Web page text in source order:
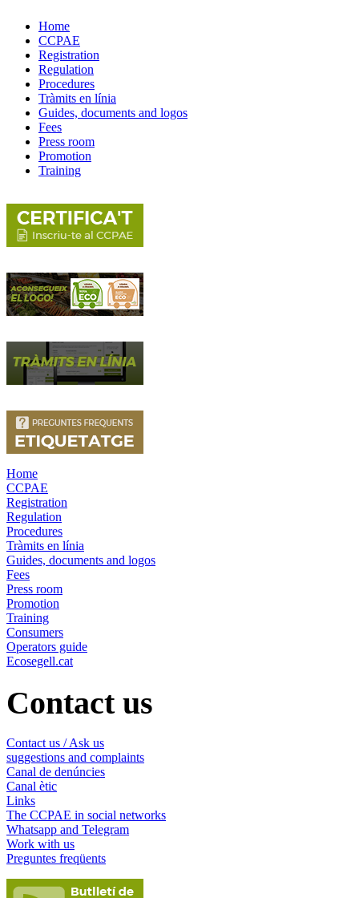
Home
CCPAE
Registration
Regulation
Procedures
Tràmits en línia
Guides, documents and logos
Fees
Press room
Promotion
Training
Home
CCPAE
Registration
Regulation
Procedures
Tràmits en línia
Guides, documents and logos
Fees
Press room
Promotion
Training
Consumers
Operators guide
Ecosegell.cat
Contact us
Contact us / Ask us
suggestions and complaints
Canal de denúncies
Canal ètic
Links
The CCPAE in social networks
Whatsapp and Telegram
Work with us
Preguntes freqüents